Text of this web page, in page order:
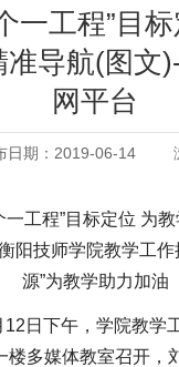
当前位置：
一工程”目
准导航(图文
网平台
日期：2019-06-14
一工程”目标定位 为
技师学院教学工作
源”为教学助力加油
12日下午，学院教学
楼多媒体教室召开，